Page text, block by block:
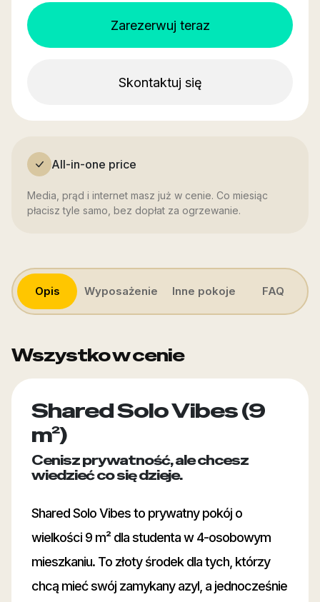
Zarezerwuj teraz
Skontaktuj się
All-in-one price
Media, prąd i internet masz już w cenie. Co miesiąc
płacisz tyle samo, bez dopłat za ogrzewanie.
Opis Wyposażenie Inne pokoje FAQ
Wszystko w cenie
Shared Solo Vibes (9
m²)
Cenisz prywatność, ale chcesz
wiedzieć co się dzieje.
Shared Solo Vibes to prywatny pokój o
wielkości 9 m² dla studenta w 4-osobowym
mieszkaniu. To złoty środek dla tych, którzy
chcą mieć swój zamykany azyl, a jednocześnie